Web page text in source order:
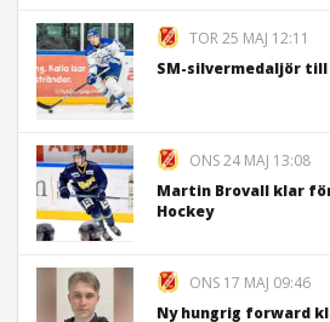
TOR 25 MAJ 12:11
SM-silvermedaljör till
ONS 24 MAJ 13:08
Martin Brovall klar
Hockey
ONS 17 MAJ 09:46
Ny hungrig forward